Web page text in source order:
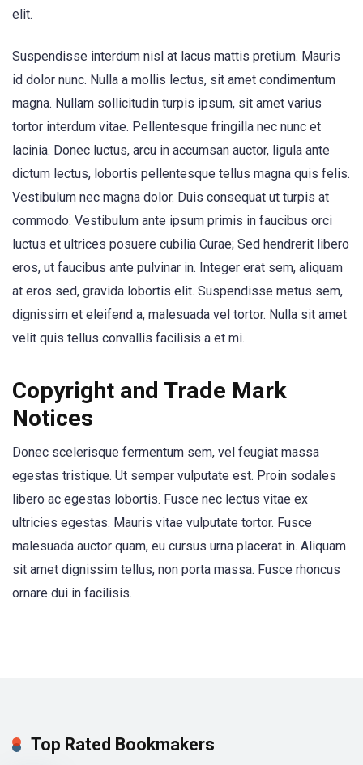
elit.
Suspendisse interdum nisl at lacus mattis pretium. Mauris
id dolor nunc. Nulla a mollis lectus, sit amet condimentum
magna. Nullam sollicitudin turpis ipsum, sit amet varius
tortor interdum vitae. Pellentesque fringilla nec nunc et
lacinia. Donec luctus, arcu in accumsan auctor, ligula ante
dictum lectus, lobortis pellentesque tellus magna quis felis.
Vestibulum nec magna dolor. Duis consequat ut turpis at
commodo. Vestibulum ante ipsum primis in faucibus orci
luctus et ultrices posuere cubilia Curae; Sed hendrerit libero
eros, ut faucibus ante pulvinar in. Integer erat sem, aliquam
at eros sed, gravida lobortis elit. Suspendisse metus sem,
dignissim et eleifend a, malesuada vel tortor. Nulla sit amet
velit quis tellus convallis facilisis a et mi.
Copyright and Trade Mark
Notices
Donec scelerisque fermentum sem, vel feugiat massa
egestas tristique. Ut semper vulputate est. Proin sodales
libero ac egestas lobortis. Fusce nec lectus vitae ex
ultricies egestas. Mauris vitae vulputate tortor. Fusce
malesuada auctor quam, eu cursus urna placerat in. Aliquam
sit amet dignissim tellus, non porta massa. Fusce rhoncus
ornare dui in facilisis.
Top Rated Bookmakers